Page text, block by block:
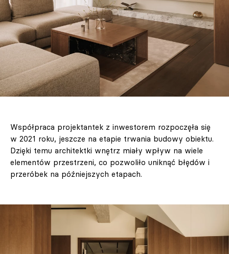
Współpraca projektantek z inwestorem rozpoczęła się
w 2021 roku, jeszcze na etapie trwania budowy obiektu.
Dzięki temu architektki wnętrz miały wpływ na wiele
elementów przestrzeni, co pozwoliło uniknąć błędów i
przeróbek na późniejszych etapach.